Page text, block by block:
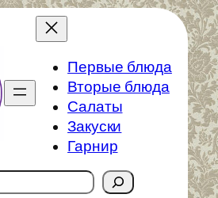
Первые блюда
Вторые блюда
Салаты
Закуски
Гарнир